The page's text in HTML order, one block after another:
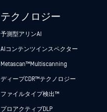
テクノロジー
予測型アリンAI
AIコンテンツインスペクター
Metascan™ Multiscanning
ディープCDR™テクノロジー
ファイルタイプ検出™
プロアクティブDLP